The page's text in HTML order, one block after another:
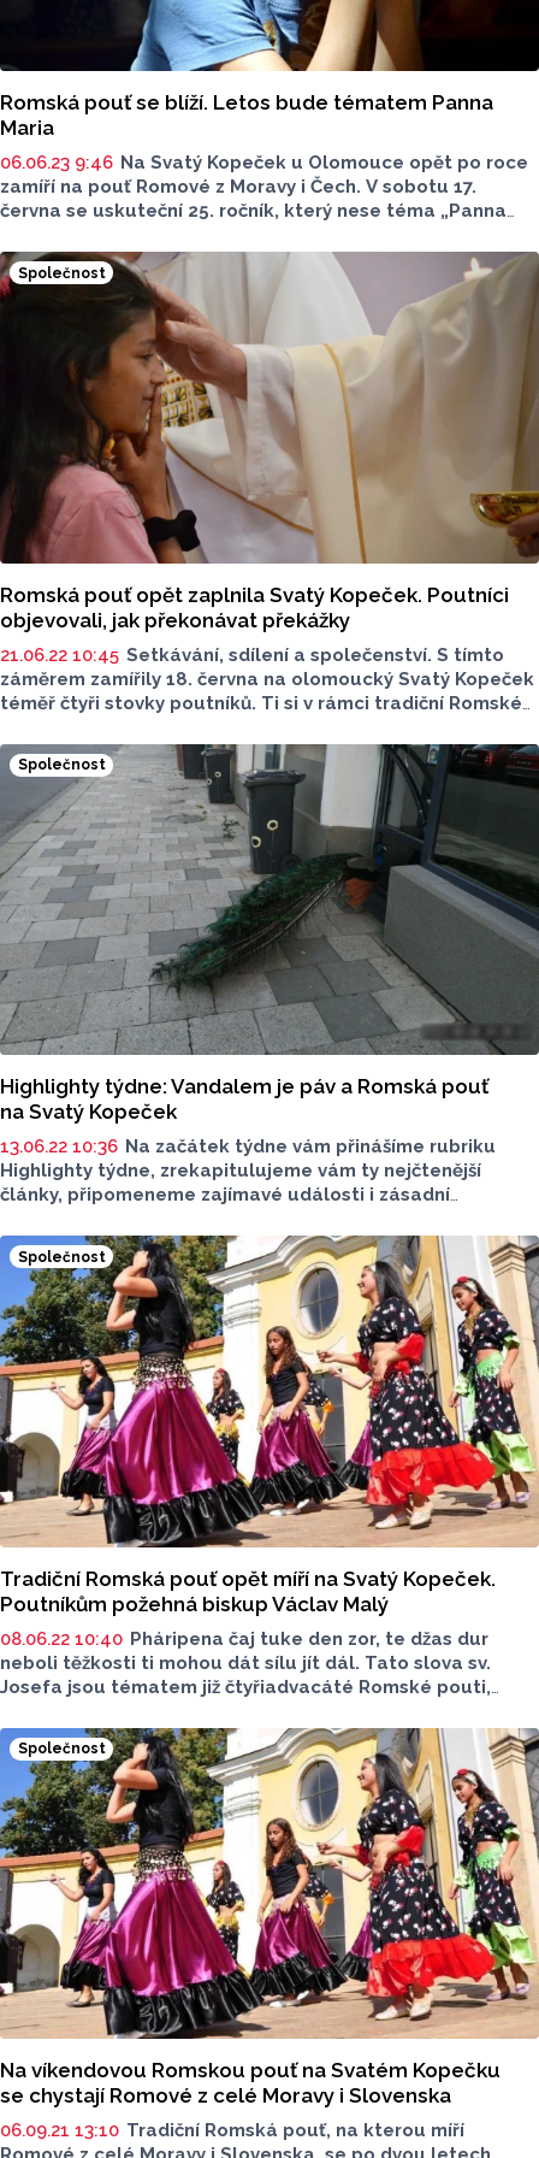
Romská pouť se blíží. Letos bude tématem Panna
Maria
06.06.23 9:46 Na Svatý Kopeček u Olomouce opět po roce
zamíří na pouť Romové z Moravy i Čech. V sobotu 17.
června se uskuteční 25. ročník, který nese téma „Panna
Kopečku je unikátní akcí v celé České republice.
Společnost
Romská pouť opět zaplnila Svatý Kopeček. Poutníci
objevovali, jak překonávat překážky
21.06.22 10:45 Setkávání, sdílení a společenství. S tímto
záměrem zamířily 18. června na olomoucký Svatý Kopeček
téměř čtyři stovky poutníků. Ti si v rámci tradiční Romské
a tance. Motivem letošního ročníku byla slova svatého
Josefa Pháripena čaj tuke den zor, te džas dur (Těžkosti
ti mohou dát sílu jít dál). Mši svatou celebroval Mons.
Václav Malý.
Společnost
Highlighty týdne: Vandalem je páv a Romská pouť
na Svatý Kopeček
13.06.22 10:36 Na začátek týdne vám přinášíme rubriku
Highlighty týdne, zrekapitulujeme vám ty nejčtenější
články, připomeneme zajímavé události i zásadní
Společnost
Tradiční Romská pouť opět míří na Svatý Kopeček.
Poutníkům požehná biskup Václav Malý
08.06.22 10:40 Pháripena čaj tuke den zor, te džas dur
neboli těžkosti ti mohou dát sílu jít dál. Tato slova sv.
Josefa jsou tématem již čtyřiadvacáté Romské pouti,
Panny Marie na Svatém Kopečku u Olomouce. Poutníky
čeká jak prostor pro duchovní sdílení a modlitby, tak
bohatý program včetně mše svaté, hudby, tance a zpěvu.
Společnost
Na víkendovou Romskou pouť na Svatém Kopečku
se chystají Romové z celé Moravy i Slovenska
06.09.21 13:10 Tradiční Romská pouť, na kterou míří